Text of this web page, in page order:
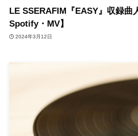
LE SSERAFIM『EASY』収録曲
Spotify・MV】
2024年3月12日